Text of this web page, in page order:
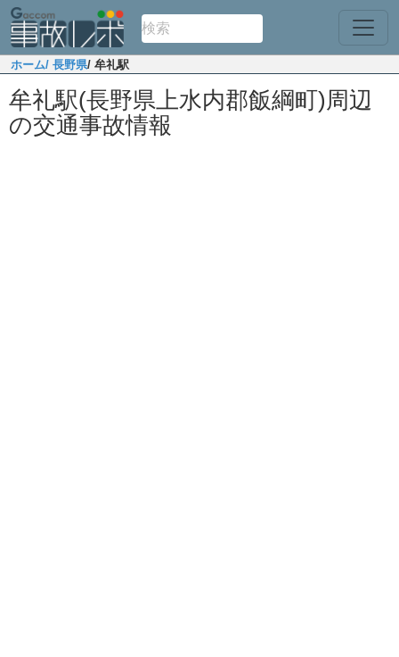
ホーム/ 長野県/ 牟礼駅
牟礼駅(長野県上水内郡飯綱町)周辺
の交通事故情報